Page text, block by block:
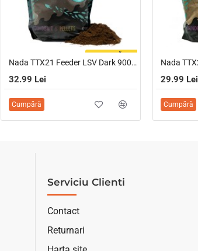
Nada TTX21 Feeder LSV Dark 900 gr
32.99 Lei
Cumpără
29.99 Lei
Cumpără
Serviciu Clienti
Contact
Returnari